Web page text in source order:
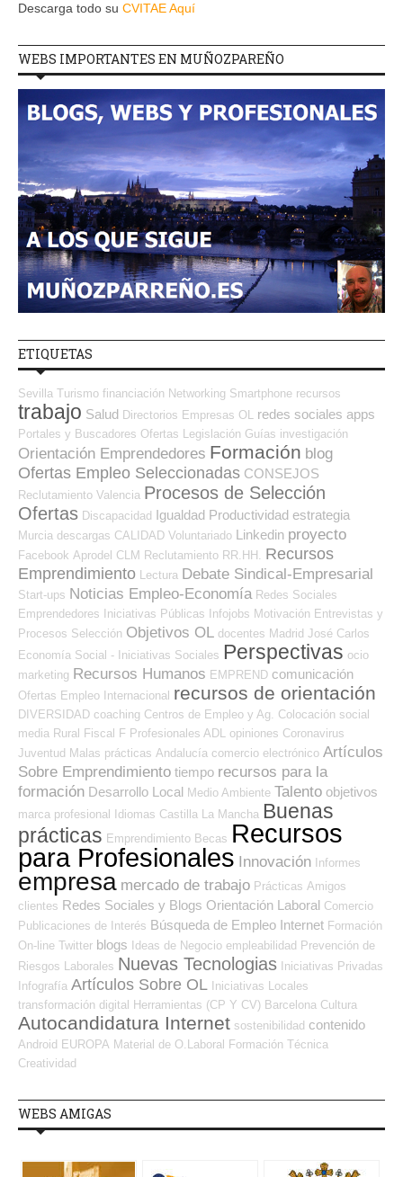
Descarga todo su CVITAE Aquí
WEBS IMPORTANTES EN MUÑOZPAREÑO
ETIQUETAS
Sevilla Turismo financiación Networking Smartphone recursos
trabajo Salud Directorios Empresas OL redes sociales apps
Portales y Buscadores Ofertas Legislación Guías investigación
Orientación Emprendedores Formación blog
Ofertas Empleo Seleccionadas CONSEJOS
Reclutamiento Valencia Procesos de Selección
Ofertas Discapacidad Igualdad Productividad estrategia
Murcia descargas CALIDAD Voluntariado Linkedin proyecto
Facebook Aprodel CLM Reclutamiento RR.HH.
Recursos
Emprendimiento Lectura Debate Sindical-Empresarial
Start-ups Noticias Empleo-Economía Redes Sociales
Emprendedores Iniciativas Públicas Infojobs Motivación Entrevistas y
Procesos Selección Objetivos OL docentes Madrid José Carlos
Economía Social - Iniciativas Sociales Perspectivas ocio
marketing Recursos Humanos EMPREND comunicación
Ofertas Empleo Internacional recursos de orientación
DIVERSIDAD coaching Centros de Empleo y Ag. Colocación social
media Rural Fiscal F Profesionales ADL opiniones Coronavirus
Juventud Malas prácticas Andalucía comercio electrónico Artículos
Sobre Emprendimiento tiempo recursos para la
formación Desarrollo Local Medio Ambiente Talento objetivos
marca profesional Idiomas Castilla La Mancha Buenas
prácticas Emprendimiento Becas Recursos
para Profesionales Innovación Informes
empresa mercado de trabajo Prácticas Amigos
clientes Redes Sociales y Blogs Orientación Laboral Comercio
Publicaciones de Interés Búsqueda de Empleo Internet Formación
On-line Twitter blogs Ideas de Negocio empleabilidad Prevención de
Riesgos Laborales Nuevas Tecnologias Iniciativas Privadas
Infografía Artículos Sobre OL Iniciativas Locales
transformación digital Herramientas (CP Y CV) Barcelona Cultura
Autocandidatura Internet sostenibilidad contenido
Android EUROPA Material de O.Laboral Formación Técnica
Creatividad
WEBS AMIGAS